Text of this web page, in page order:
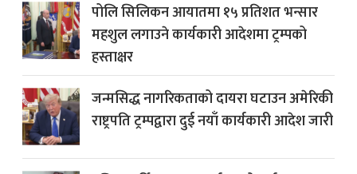
पोलि सिलिकन आयातमा १५ प्रतिशत भन्सार
महशुल लगाउने कार्यकारी आदेशमा ट्रम्पको
हस्ताक्षर
जन्मसिद्ध नागरिकताको दायरा घटाउन अमेरिकी
राष्ट्रपति ट्रम्पद्वारा दुई नयाँ कार्यकारी आदेश जारी